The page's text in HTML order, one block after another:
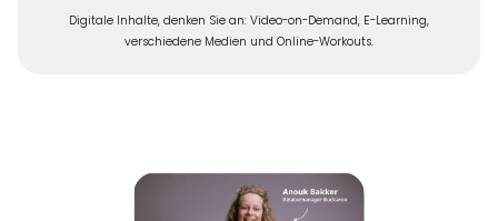
Digitale Inhalte, denken Sie an: Video-on-Demand, E-Learning,
verschiedene Medien und Online-Workouts.